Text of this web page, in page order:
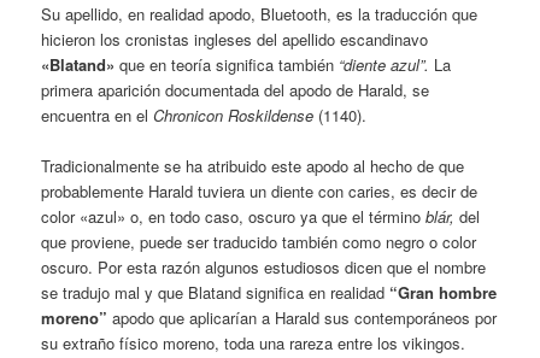
Su apellido, en realidad apodo, Bluetooth, es la traducción que
hicieron los cronistas ingleses del apellido escandinavo
«Blatand» que en teoría significa también “diente azul”. La
primera aparición documentada del apodo de Harald, se
encuentra en elChronicon Roskildense (1140).
Tradicionalmente se ha atribuido este apodo al hecho de que
probablemente Harald tuviera un diente con caries, es decir de
color «azul» o, en todo caso, oscuro ya que el términoblár,del
que proviene, puede ser traducido también como negro o color
oscuro. Por esta razón algunos estudiosos dicen que el nombre
se tradujo mal y que Blatand significa en realidad “Gran hombre
moreno” apodo que aplicarían a Harald sus contemporáneos por
su extraño físico moreno, toda una rareza entre los vikingos.